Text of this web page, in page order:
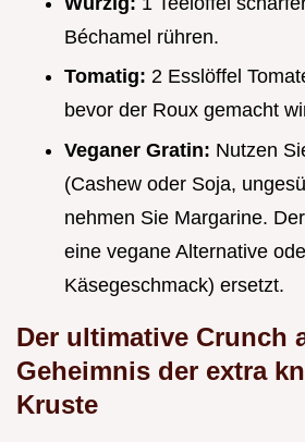
Béchamel rühren.
Tomatig: 2 Esslöffel
bevor der Roux gemacht
Veganer Gratin: Nutzen
(Cashew oder Soja,
nehmen Sie Margarine.
eine vegane Alternative
Käsegeschmack) ersetzt.
Der ultimative Crunch
Geheimnis der extra
Kruste